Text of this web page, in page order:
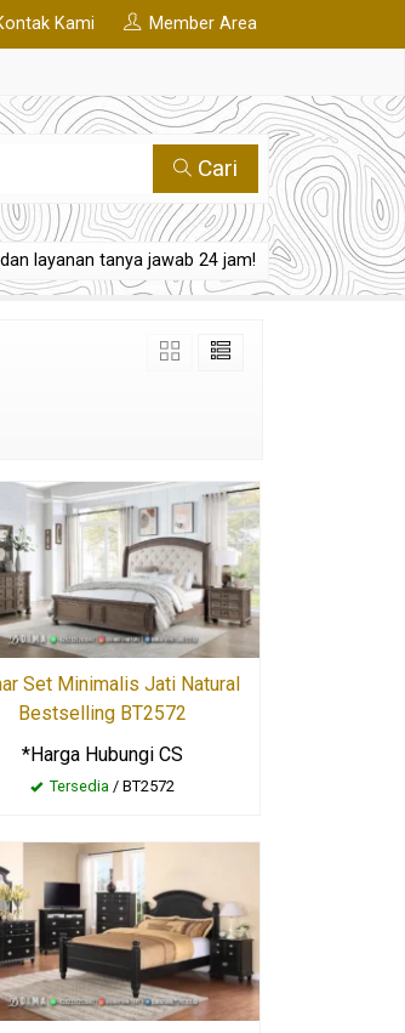
Kami Member Area
Cari
layanan tanya jawab 24 jam!
Set Minimalis Jati Natural
Bestselling BT2572
*Harga Hubungi CS
Tersedia/ BT2572